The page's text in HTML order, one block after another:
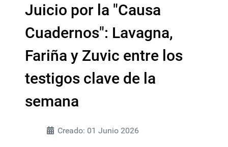
Juicio por la "Causa
Cuadernos": Lavagna,
Fariña y Zuvic entre los
testigos clave de la
semana
Creado: 01 Junio 2026